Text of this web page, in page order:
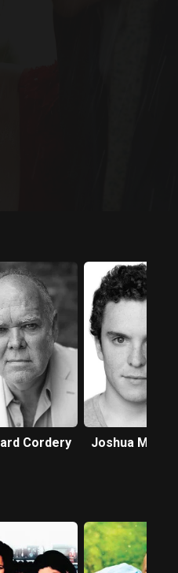
Cordery Joshua